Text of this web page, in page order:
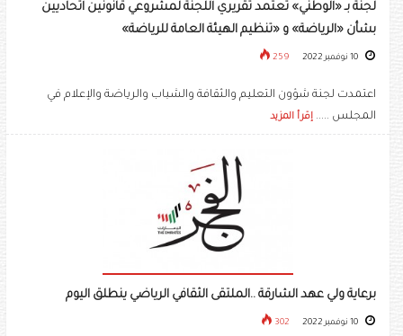
لجنة بـ «الوطني» تعتمد تقريري اللجنة لمشروعي قانونين اتحاديين
بشأن «الرياضة» و «تنظيم الهيئة العامة للرياضة»
259
اعتمدت لجنة شؤون التعليم والثقافة والشباب والرياضة والإعلام في
المجلس ..... إقرأ المزيد
برعاية ولي عهد الشارقة ..الملتقى الثقافي الرياضي ينطلق اليوم
302